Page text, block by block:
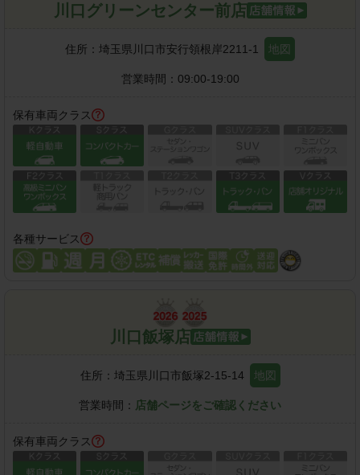
川口グリーンセンター前店
住所： 埼玉県川口市安行領根岸2211-1 地図
営業時間： 09:00-19:00
保有車両クラス
各種サービス
川口飯塚店
住所： 埼玉県川口市飯塚2-15-14 地図
営業時間： 店舗ページをご確認ください
保有車両クラス